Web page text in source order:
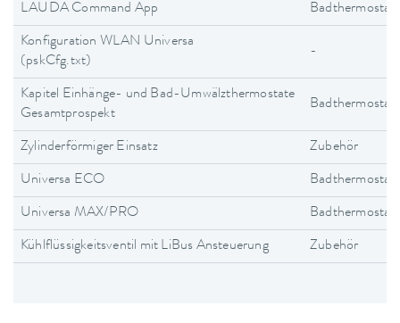
LAUDA Command App
Konfiguration WLAN Universa
(pskCfg.txt)
-
Kapitel Einhänge- und Bad-Umwälzthermostate
Gesamtprospekt
Zylinderförmiger Einsatz Zubehör
Universa ECO
Universa MAX/PRO
Kühlflüssigkeitsventil mit LiBus Ansteuerung Zubehör